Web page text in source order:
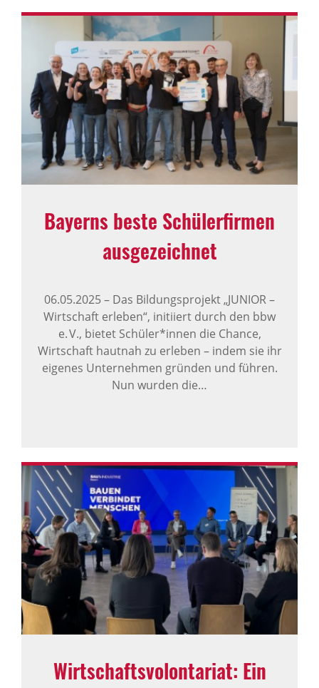
Bayerns beste Schü­ler­firmen
ausge­zeichnet
06.05.2025– Das Bildungsprojekt „JUNIOR –
Wirtschaft erleben“, initiiert durch den bbw
e. V., bietet Schüler*innen die Chance,
Wirtschaft hautnah zu erleben – indem sie ihr
eigenes Unternehmen gründen und führen.
Nun wurden die…
Wirt­schafts­vo­lon­ta­riat: Ein